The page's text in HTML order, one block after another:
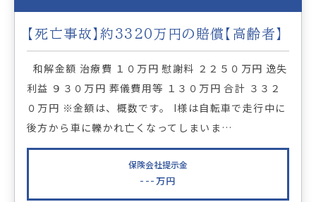
【死亡事故】約3320万円の賠償【高齢者】
保険会社提示金
--- 万円
和解金額 治療費 １０万円 慰謝料 ２２５０万円 逸失
利益 ９３０万円 葬儀費用等 １３０万円 合計 ３３２
０万円 ※金額は、概数です。 I様は自転車で走行中に
後方から車に轢かれ亡くなってしまいま…